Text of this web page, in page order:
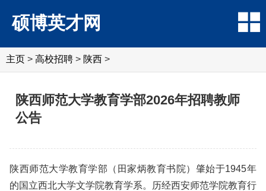
硕博英才网
主页 > 高校招聘 > 陕西 >
陕西师范大学教育学部2026年招聘教师
公告
陕西师范大学教育学部（田家炳教育书院）肇始于1945年
的国立西北大学文学院教育学系。历经西安师范学院教育行